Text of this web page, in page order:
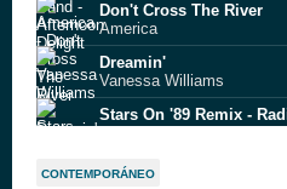
Don't Cross The River
America
Dreamin'
Vanessa Williams
Stars On '89 Remix -
Don't Rush Me
CONTEMPORÁNEO